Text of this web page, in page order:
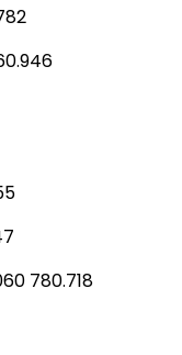
780.718